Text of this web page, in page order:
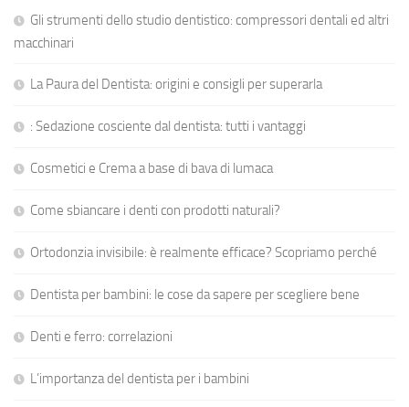
Gli strumenti dello studio dentistico: compressori dentali ed altri
macchinari
La Paura del Dentista: origini e consigli per superarla
: Sedazione cosciente dal dentista: tutti i vantaggi
Cosmetici e Crema a base di bava di lumaca
Come sbiancare i denti con prodotti naturali?
Ortodonzia invisibile: è realmente efficace? Scopriamo perché
Dentista per bambini: le cose da sapere per scegliere bene
Denti e ferro: correlazioni
L’importanza del dentista per i bambini